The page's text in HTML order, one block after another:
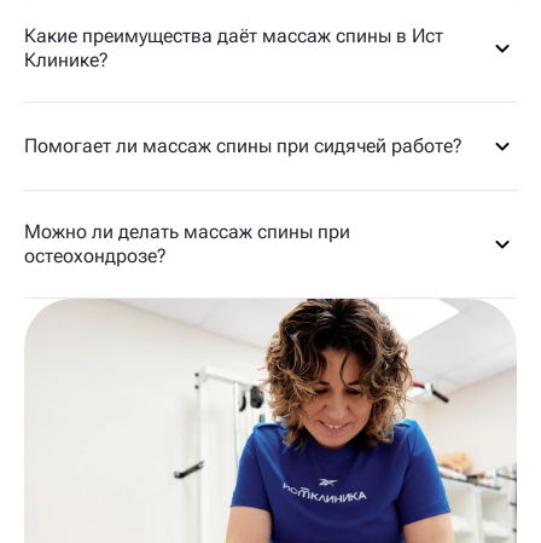
Какие преимущества даёт массаж спины в Ист
Клинике?
Помогает ли массаж спины при сидячей работе?
Можно ли делать массаж спины при
остеохондрозе?